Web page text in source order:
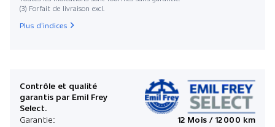
(3) Forfait de livraison excl.
Plus d’indices
Contrôle et qualité
garantis par Emil Frey
Select.
Garantie:
12 Mois / 12 000 km